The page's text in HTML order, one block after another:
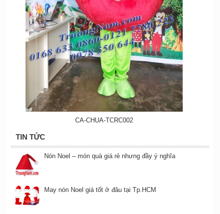
CA-CHUA-TCRC002
TIN TỨC
Nón Noel – món quà giá rẻ nhưng đầy ý nghĩa
May nón Noel giá tốt ở đâu tại Tp.HCM